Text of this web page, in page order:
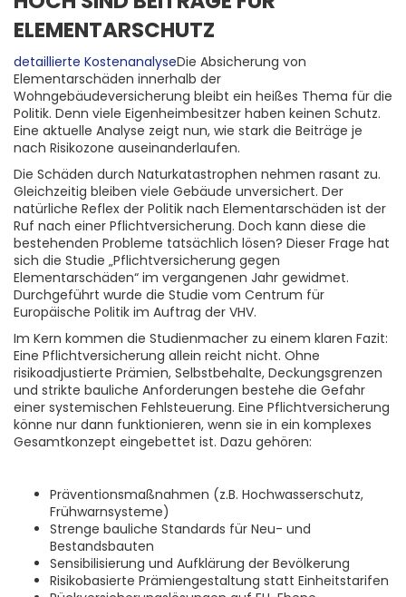
ELEMENTARSCHUTZ
detaillierte KostenanalyseDie Absicherung von
Elementarschäden innerhalb der
Wohngebäudeversicherung bleibt ein heißes Thema für die
Politik. Denn viele Eigenheimbesitzer haben keinen Schutz.
Eine aktuelle Analyse zeigt nun, wie stark die Beiträge je
nach Risikozone auseinanderlaufen.
Die Schäden durch Naturkatastrophen nehmen rasant zu.
Gleichzeitig bleiben viele Gebäude unversichert. Der
natürliche Reflex der Politik nach Elementarschäden ist der
Ruf nach einer Pflichtversicherung. Doch kann diese die
bestehenden Probleme tatsächlich lösen? Dieser Frage hat
sich die Studie „Pflichtversicherung gegen
Elementarschäden“ im vergangenen Jahr gewidmet.
Durchgeführt wurde die Studie vom Centrum für
Europäische Politik im Auftrag der VHV.
Im Kern kommen die Studienmacher zu einem klaren Fazit:
Eine Pflichtversicherung allein reicht nicht. Ohne
risikoadjustierte Prämien, Selbstbehalte, Deckungsgrenzen
und strikte bauliche Anforderungen bestehe die Gefahr
einer systemischen Fehlsteuerung. Eine Pflichtversicherung
könne nur dann funktionieren, wenn sie in ein komplexes
Gesamtkonzept eingebettet ist. Dazu gehören:
Präventionsmaßnahmen (z.B. Hochwasserschutz,
Frühwarnsysteme)
Strenge bauliche Standards für Neu- und
Bestandsbauten
Sensibilisierung und Aufklärung der Bevölkerung
Risikobasierte Prämiengestaltung statt Einheitstarifen